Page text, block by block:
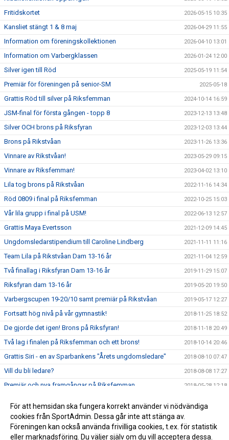
FÖRENINGSKLÄDER
KONTAKTA OSS
Fritidskortet 2026-05-15 10:35
Kansliet stängt 1 & 8 maj 2026-04-29 11:55
Information om föreningskollektionen 2026-04-10 13:01
Information om Varbergklassen 2026-01-24 12:00
Silver igen till Röd 2025-05-19 11:54
Premiär för föreningen på senior-SM 2025-05-18
Grattis Röd till silver på Riksfemman 2024-10-14 16:59
JSM-final för första gången - topp 8 2023-12-13 13:48
Silver OCH brons på Riksfyran 2023-12-03 13:44
Brons på Rikstvåan 2023-11-26 13:36
Vinnare av Rikstvåan! 2023-05-29 09:15
Vinnare av Riksfemman! 2023-04-02 13:10
Lila tog brons på Rikstvåan 2022-11-16 14:34
Röd 0809 i final på Riksfemman 2022-10-25 15:03
Vår lila grupp i final på USM! 2022-06-13 12:57
Grattis Maya Evertsson 2021-12-09 14:45
Ungdomsledarstipendium till Caroline Lindberg 2021-11-11 11:16
Team Lila på Rikstvåan Dam 13-16 år 2021-11-04 12:59
Två finallag i Riksfyran Dam 13-16 år 2019-11-29 15:07
Riksfyran dam 13-16 år 2019-05-20 19:50
Varbergscupen 19-20/10 samt premiär på Rikstvåan 2019-05-17 12:27
Fortsatt hög nivå på vår gymnastik! 2018-11-25 18:52
De gjorde det igen! Brons på Riksfyran! 2018-11-18 20:49
Två lag i finalen på Riksfemman och ett brons! 2018-10-14 20:46
Grattis Siri - en av Sparbankens "Årets ungdomsledare" 2018-08-10 07:47
Vill du bli ledare? 2018-08-08 17:27
Premiär och nya framgångar på Riksfemman 2018-05-28 12:18
Föreningens första medalj på nationellt mästerskap
För att hemsidan ska fungera korrekt använder vi nödvändiga
cookies från SportAdmin. Dessa går inte att stänga av.
Föreningen kan också använda frivilliga cookies, t.ex. för statistik
eller marknadsföring. Du väljer själv om du vill acceptera dessa.